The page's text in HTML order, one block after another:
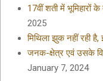
17वीं शती में भूमिहारों के
2025
मिथिला झुक नहीं रही
जनक-क्षेत्र एवं उसके
January 7, 2024